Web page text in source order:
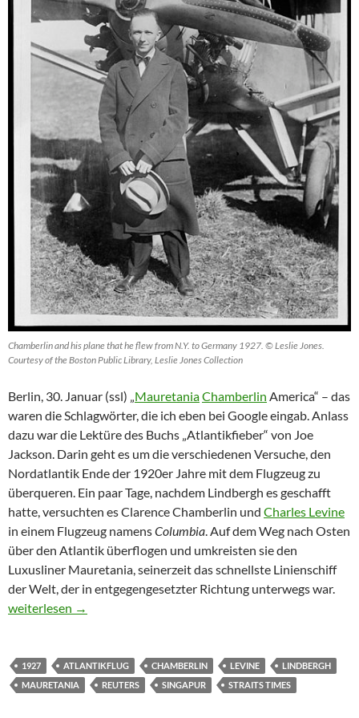
Chamberlin and his plane that he flew from N.Y. to Germany 1927. © Leslie Jones.
Courtesy of the Boston Public Library, Leslie Jones Collection
Berlin, 30. Januar (ssl) „MauretaniaChamberlin America“ – das
waren die Schlagwörter, die ich eben bei Google eingab. Anlass
dazu war die Lektüre des Buchs „Atlantikfieber“ von Joe
Jackson. Darin geht es um die verschiedenen Versuche, den
Nordatlantik Ende der 1920er Jahre mit dem Flugzeug zu
überqueren. Ein paar Tage, nachdem Lindbergh es geschafft
hatte, versuchten es Clarence Chamberlin und Charles Levine
in einem Flugzeug namensColumbia. Auf dem Weg nach Osten
über den Atlantik überflogen und umkreisten sie den
Luxusliner Mauretania, seinerzeit das schnellste Linienschiff
der Welt, der in entgegengesetzter Richtung unterwegs war.
Mauretania Chamberlin America
weiterlesen →
1927 ATLANTIKFLUG CHAMBERLIN LEVINE
LINDBERGH
MAURETANIA
REUTERS SINGAPUR STRAITS TIMES